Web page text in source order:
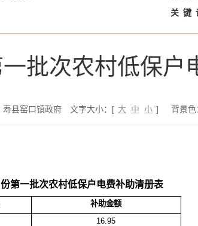
关 键
批次农村低保户
寿县窑口镇政府 文字大小：[ 大 中 小 ] 背景色
第一批次农村低保户电费补助清册表
补助金额
16.95